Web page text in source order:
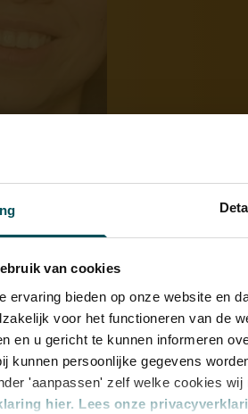
van cookies
ervaring bieden op onze website en
voor het functioneren van de
en u gericht te kunnen informeren
kunnen persoonlijke gegevens
'aanpassen' zelf welke cookies wij
hier. Lees onze